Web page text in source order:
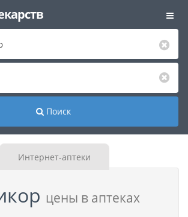
Поиск
Интернет-аптеки
цены в аптеках